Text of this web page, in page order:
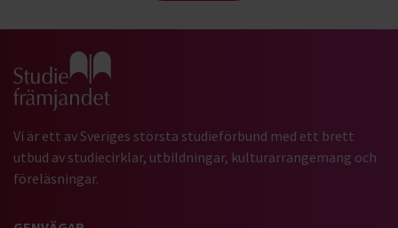
Gå till studiefrämjandets startsida
Vi är ett av Sveriges största studieförbund med ett brett
utbud av studiecirklar, utbildningar, kulturarrangemang och
föreläsningar.